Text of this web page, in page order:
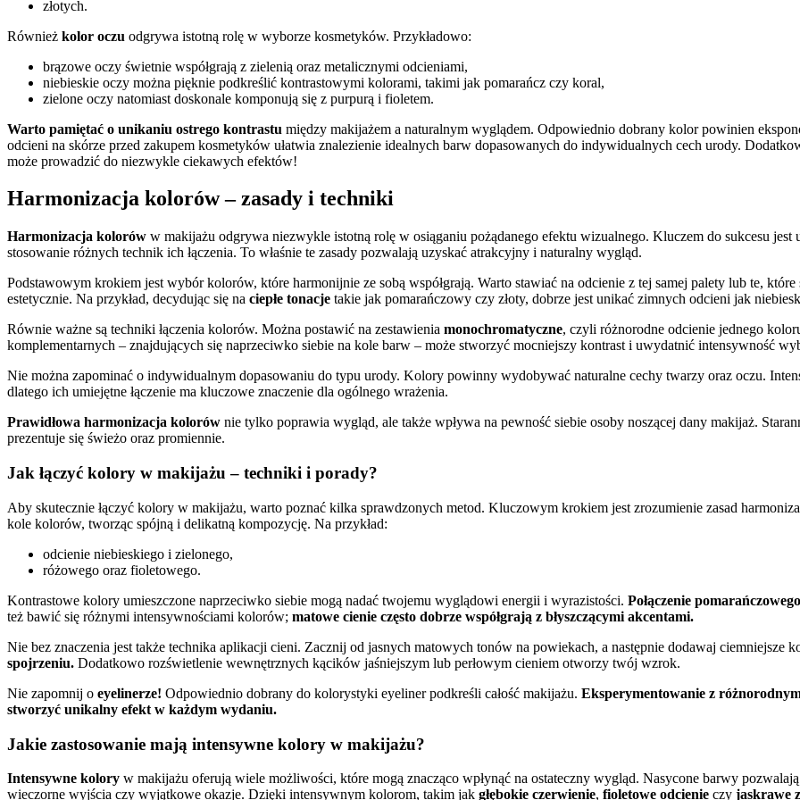
złotych.
Również kolor oczu odgrywa istotną rolę w wyborze kosmetyków. Przykładowo:
brązowe oczy świetnie współgrają z zielenią oraz metalicznymi odcieniami,
niebieskie oczy można pięknie podkreślić kontrastowymi kolorami, takimi jak pomarańcz czy koral,
zielone oczy natomiast doskonale komponują się z purpurą i fioletem.
Warto pamiętać o unikaniu ostrego kontrastu między makijażem a naturalnym wyglądem. Odpowiednio dobrany kolor powinien
odcieni na skórze przed zakupem kosmetyków ułatwia znalezienie idealnych barw dopasowanych do indywidualnych cech urody.
może prowadzić do niezwykle ciekawych efektów!
Harmonizacja kolorów – zasady i techniki
Harmonizacja kolorów w makijażu odgrywa niezwykle istotną rolę w osiąganiu pożądanego efektu wizualnego. Kluczem do sukcesu jest
stosowanie różnych technik ich łączenia. To właśnie te zasady pozwalają uzyskać atrakcyjny i naturalny wygląd.
Podstawowym krokiem jest wybór kolorów, które harmonijnie ze sobą współgrają. Warto stawiać na odcienie z tej samej palety lub te,
estetycznie. Na przykład, decydując się na ciepłe tonacje takie jak pomarańczowy czy złoty, dobrze jest unikać zimnych odcieni jak
Równie ważne są techniki łączenia kolorów. Można postawić na zestawienia monochromatyczne, czyli różnorodne odcienie jednego
komplementarnych – znajdujących się naprzeciwko siebie na kole barw – może stworzyć mocniejszy kontrast i uwydatnić intensywność
Nie można zapominać o indywidualnym dopasowaniu do typu urody. Kolory powinny wydobywać naturalne cechy twarzy oraz oczu.
dlatego ich umiejętne łączenie ma kluczowe znaczenie dla ogólnego wrażenia.
Prawidłowa harmonizacja kolorów nie tylko poprawia wygląd, ale także wpływa na pewność siebie osoby noszącej dany makijaż.
prezentuje się świeżo oraz promiennie.
Jak łączyć kolory w makijażu – techniki i porady?
Aby skutecznie łączyć kolory w makijażu, warto poznać kilka sprawdzonych metod. Kluczowym krokiem jest zrozumienie zasad
kole kolorów, tworząc spójną i delikatną kompozycję. Na przykład:
odcienie niebieskiego i zielonego,
różowego oraz fioletowego.
Kontrastowe kolory umieszczone naprzeciwko siebie mogą nadać twojemu wyglądowi energii i wyrazistości. Połączenie
też bawić się różnymi intensywnościami kolorów; matowe cienie często dobrze współgrają z błyszczącymi akcentami.
Nie bez znaczenia jest także technika aplikacji cieni. Zacznij od jasnych matowych tonów na powiekach, a następnie dodawaj ciemniejsze
spojrzeniu. Dodatkowo rozświetlenie wewnętrznych kącików jaśniejszym lub perłowym cieniem otworzy twój wzrok.
Nie zapomnij o eyelinerze! Odpowiednio dobrany do kolorystyki eyeliner podkreśli całość makijażu. Eksperymentowanie z
stworzyć unikalny efekt w każdym wydaniu.
Jakie zastosowanie mają intensywne kolory w makijażu?
Intensywne kolory w makijażu oferują wiele możliwości, które mogą znacząco wpłynąć na ostateczny wygląd. Nasycone barwy
wieczorne wyjścia czy wyjątkowe okazje. Dzięki intensywnym kolorom, takim jak głębokie czerwienie, fioletowe odcienie czy jaskrawe